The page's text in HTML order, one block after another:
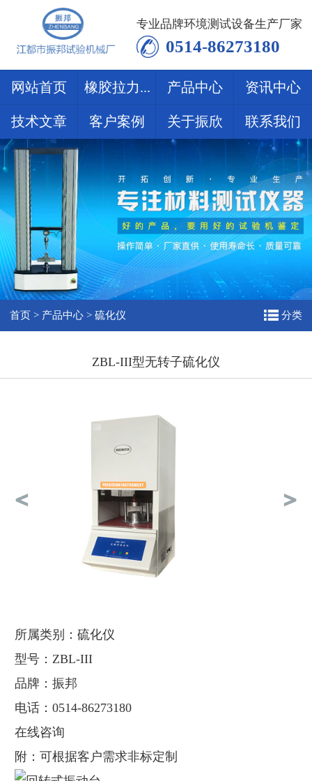
专业品牌环境测试设备生产厂家
0514-86273180
网站首页 橡胶拉力... 产品中心 资讯中心
技术文章 客户案例 关于振欣 联系我们
首页 > 产品中心 > 硫化仪 分类
ZBL-III型无转子硫化仪
所属类别：硫化仪
型号：ZBL-III
品牌：振邦
电话：0514-86273180
在线咨询
附：可根据客户需求非标定制